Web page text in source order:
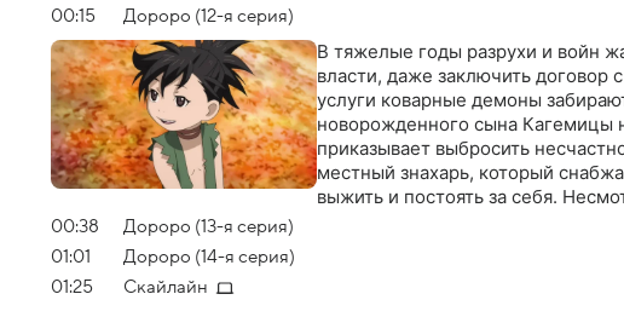
00:15 Дороро (12-я серия)
В тяжелые годы разрухи и войн
власти, даже заключить договор
услуги коварные демоны
новорожденного сына Кагемицы
приказывает выбросить
местный знахарь, который
выжить и постоять за себя.
00:38
Дороро (13-я серия)
01:01
Дороро (14-я серия)
01:25
Скайлайн